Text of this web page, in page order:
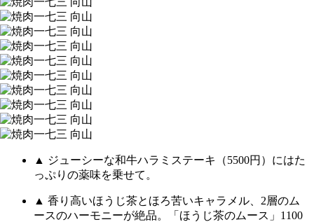
▲ ジューシーな和牛ハラミステーキ（5500円）にはた
っぷりの薬味を乗せて。
▲ 香り高いほうじ茶とほろ苦いキャラメル、2層のム
ースのハーモニーが絶品。「ほうじ茶のムース」1100